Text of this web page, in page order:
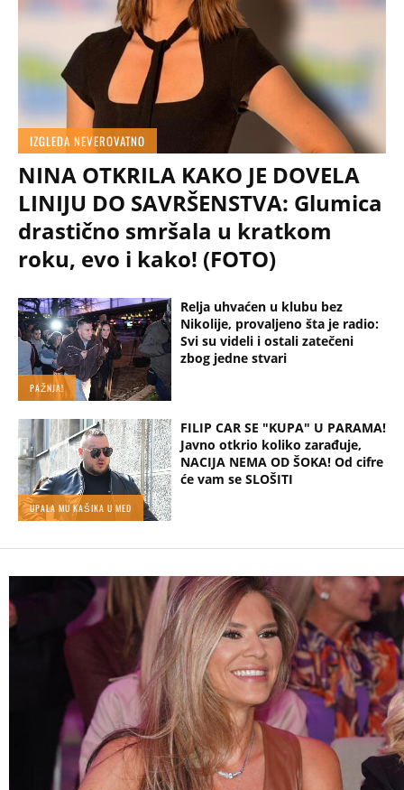
PAŽNJA!
Relja uhvaćen u klubu bez
Nikolije, provaljeno šta je radio:
Svi su videli i ostali zatečeni
zbog jedne stvari
UPALA MU KAŠIKA U MED
FILIP CAR SE "KUPA" U PARAMA!
Javno otkrio koliko zarađuje,
NACIJA NEMA OD ŠOKA! Od cifre
će vam se SLOŠITI
IZGLEDA NEVEROVATNO
NINA OTKRILA KAKO JE DOVELA
LINIJU DO SAVRŠENSTVA: Glumica
drastično smršala u kratkom
roku, evo i kako! (FOTO)